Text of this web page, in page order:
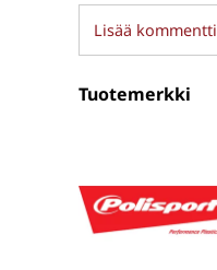
Lisää kommentti
Tuotemerkki